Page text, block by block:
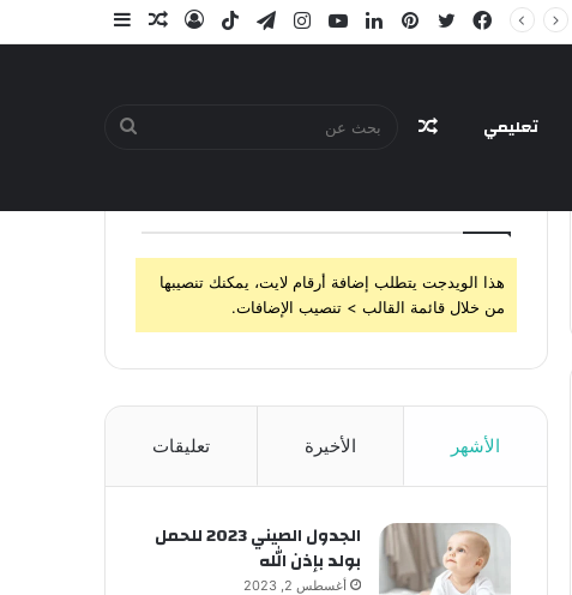
إضافةمقالتسجيل
‫TikTok تيلقرام
انستقراميوتيوبلينكدإن
بينتيريستتويتر
فيسبوك
تعليمي بحث مقال
عشوائي
هذا الويدجت يتطلب إضافة أرقام لايت، يمكنك تنصيبها
من خلال قائمة القالب > تنصيب الإضافات.
الأشهر الأخيرة تعليقات
الجدول الصيني 2023 للحمل
بولد بإذن الله
أغسطس 2, 2023